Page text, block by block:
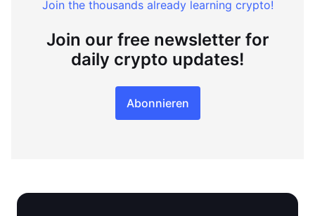
Join the thousands already learning crypto!
Join our free newsletter for
daily crypto updates!
Abonnieren